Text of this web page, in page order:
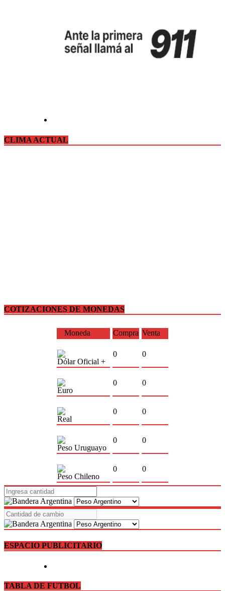
CLIMA ACTUAL
COTIZACIONES DE MONEDAS
Moneda Compra Venta
Dólar Oficial +
0 0
Euro
0 0
Real
0 0
Peso Uruguayo
0 0
Peso Chileno
0 0
ESPACIO PUBLICITARIO
TABLA DE FUTBOL